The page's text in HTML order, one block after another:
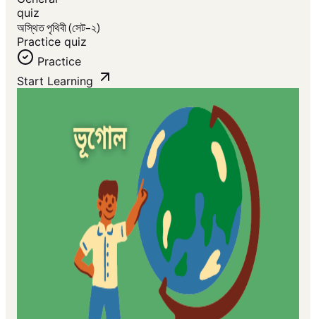
quiz
অস্থিত পৃথিবী (সেট-২)
Practice quiz
Practice
Start Learning